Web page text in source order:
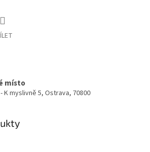
místo
K myslivně 5, Ostrava, 70800